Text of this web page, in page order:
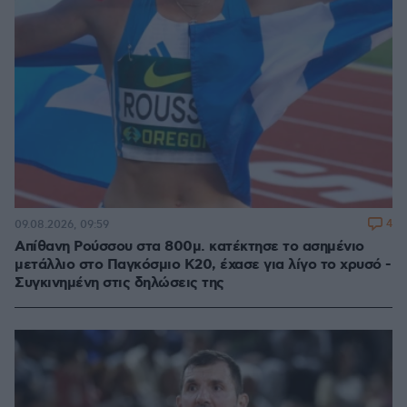
Απίθανη Ρούσσου στα 800μ. κατέκτησε το ασημένιο
μετάλλιο στο Παγκόσμιο Κ20, έχασε για λίγο το χρυσό -
Συγκινημένη στις δηλώσεις της
09.08.2026, 09:59 4